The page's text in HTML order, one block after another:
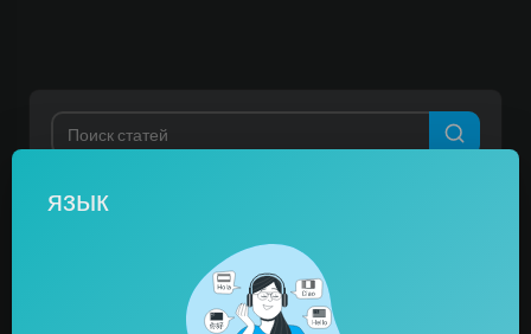
Фильм и анимация Музыка
язык